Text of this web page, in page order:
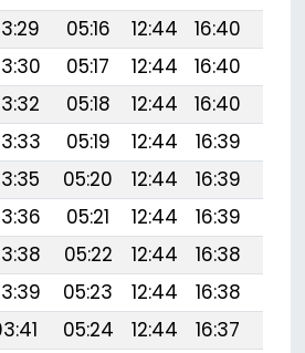
05:16 12:44 16:40
05:17 12:44 16:40
05:18 12:44 16:40
05:19 12:44 16:39
05:20 12:44 16:39
05:21 12:44 16:39
05:22 12:44 16:38
05:23 12:44 16:38
05:24 12:44 16:37